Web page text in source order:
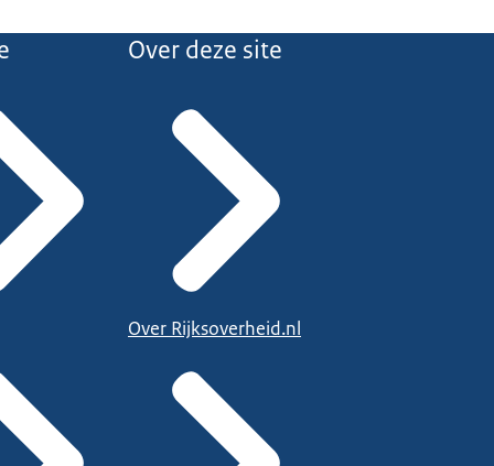
Over deze site
Over Rijksoverheid.nl